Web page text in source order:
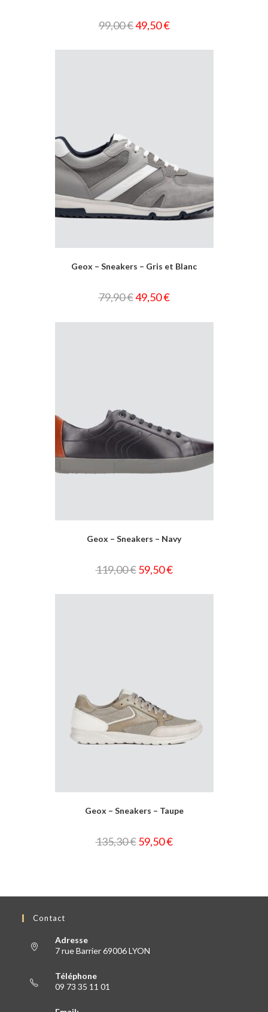
99,00€49,50€
Geox – Sneakers – Gris et Blanc
79,90€49,50€
Geox – Sneakers – Navy
119,00€ 59,50€
Geox – Sneakers – Taupe
135,30€ 59,50€
Contact
Adresse
7 rue Barrier 69006 LYON
Téléphone
09 73 35 11 01